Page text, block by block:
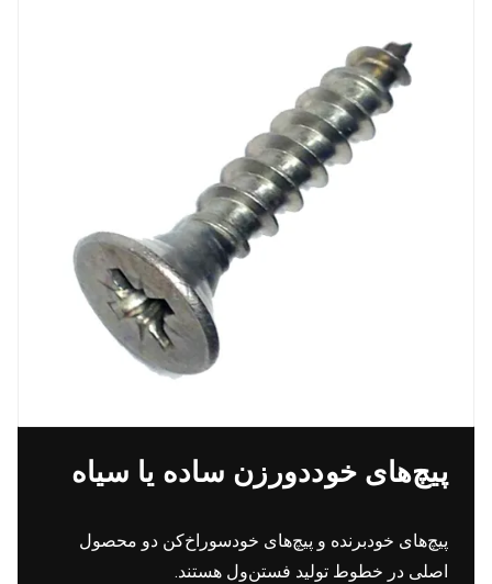
پیچ‌های خود‌دورزن ساده یا سیاه
پیچ‌های خود‌برنده و پیچ‌های خود‌سوراخ‌کن دو محصول
اصلی در خطوط تولید فستن‌ول هستند.